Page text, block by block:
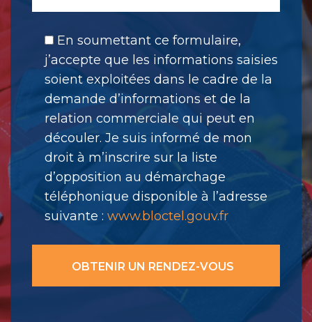
En soumettant ce formulaire,
j’accepte que les informations saisies
soient exploitées dans le cadre de la
demande d’informations et de la
relation commerciale qui peut en
découler. Je suis informé de mon
droit à m’inscrire sur la liste
d’opposition au démarchage
téléphonique disponible à l’adresse
suivante : www.bloctel.gouv.fr